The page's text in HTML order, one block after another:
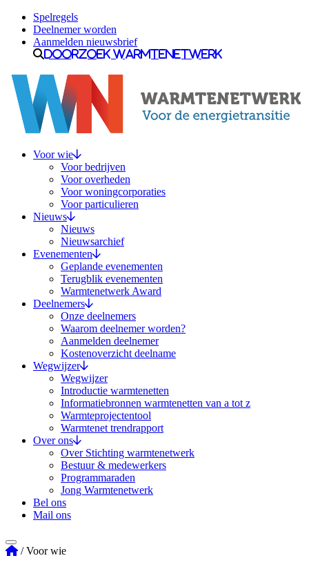
Ga naar inhoud
Spelregels
Deelnemer worden
Aanmelden nieuwsbrief
Doorzoek Warmtenetwerk
Voor wie
Voor bedrijven
Voor overheden
Voor woningcorporaties
Voor particulieren
Nieuws
Nieuws
Nieuwsarchief
Evenementen
Geplande evenementen
Terugblik evenementen
Warmtenetwerk Award
Deelnemers
Onze deelnemers
Waarom deelnemer worden?
Aanmelden deelnemer
Kostenoverzicht deelname
Wegwijzer
Wegwijzer
Introductie warmtenetten
Informatiebronnen warmtenetten van a tot z
Warmteprojectentool
Warmtenet trendrapport
Over ons
Over Stichting warmtenetwerk
Bestuur & medewerkers
Programmaraden
Jong Warmtenetwerk
Bel ons
Mail ons
Stichting Warmtenetwerk
/Voor wie